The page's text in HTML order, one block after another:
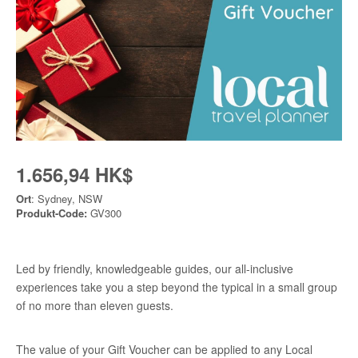
1.656,94 HK$
Ort: Sydney, NSW
Produkt-Code: GV300
Led by friendly, knowledgeable guides, our all-inclusive
experiences take you a step beyond the typical in a small group
of no more than eleven guests.
The value of your Gift Voucher can be applied to any Local